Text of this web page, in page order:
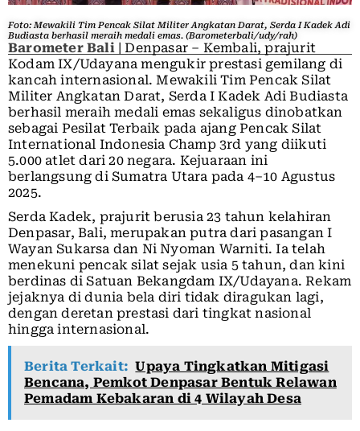
Foto: Mewakili Tim Pencak Silat Militer Angkatan Darat, Serda I Kadek Adi
Budiasta berhasil meraih medali emas. (Barometerbali/udy/rah)
Barometer Bali | Denpasar – Kembali, prajurit
Kodam IX/Udayana mengukir prestasi gemilang di
kancah internasional. Mewakili Tim Pencak Silat
Militer Angkatan Darat, Serda I Kadek Adi Budiasta
berhasil meraih medali emas sekaligus dinobatkan
sebagai Pesilat Terbaik pada ajang Pencak Silat
International Indonesia Champ 3rd yang diikuti
5.000 atlet dari 20 negara. Kejuaraan ini
berlangsung di Sumatra Utara pada 4–10 Agustus
2025.
Serda Kadek, prajurit berusia 23 tahun kelahiran
Denpasar, Bali, merupakan putra dari pasangan I
Wayan Sukarsa dan Ni Nyoman Warniti. Ia telah
menekuni pencak silat sejak usia 5 tahun, dan kini
berdinas di Satuan Bekangdam IX/Udayana. Rekam
jejaknya di dunia bela diri tidak diragukan lagi,
dengan deretan prestasi dari tingkat nasional
hingga internasional.
Berita Terkait: Upaya Tingkatkan Mitigasi
Bencana, Pemkot Denpasar Bentuk Relawan
Pemadam Kebakaran di 4 Wilayah Desa